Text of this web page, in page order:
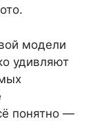
модели
удивляют
понятно —